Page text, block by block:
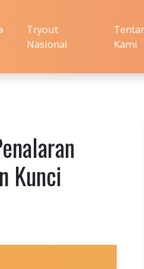
Tryout
Nasional
Kami
Kunci